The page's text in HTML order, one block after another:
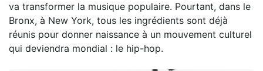
va transformer la musique populaire. Pourtant, dans le
Bronx, à New York, tous les ingrédients sont déjà
réunis pour donner naissance à un mouvement culturel
qui deviendra mondial : le hip-hop.